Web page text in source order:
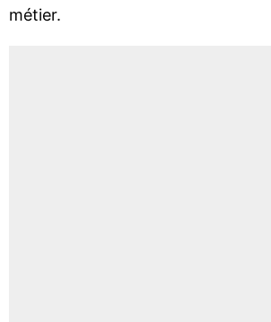
métier.